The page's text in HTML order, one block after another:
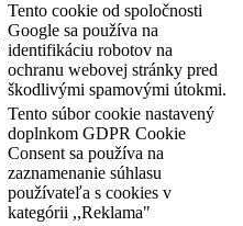
Tento cookie od spoločnosti
Google sa používa na
identifikáciu robotov na
ochranu webovej stránky pred
škodlivými spamovými útokmi.
Tento súbor cookie nastavený
doplnkom GDPR Cookie
Consent sa používa na
zaznamenanie súhlasu
používateľa s cookies v
kategórii ,,Reklama"